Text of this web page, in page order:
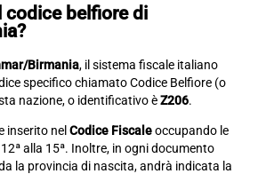
codice belfiore di
Birmania, il sistema fiscale italiano
specifico chiamato Codice Belfiore (o
nazione, o identificativo èZ206.
inserito nel Codice Fiscaleoccupando le
alla 15ª. Inoltre, in ogni documento
la provincia di nascita, andrà indicata la